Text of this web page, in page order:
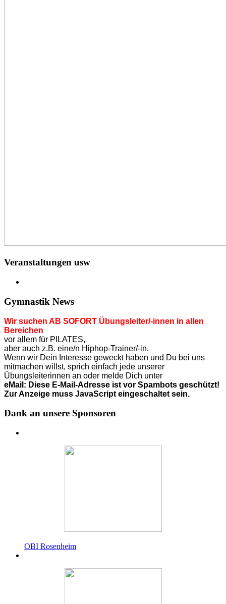
Veranstaltungen usw
Gymnastik News
Wir suchen AB SOFORT Übungsleiter/-innen in allen
Bereichen
vor allem für PILATES,
aber auch z.B. eine/n Hiphop-Trainer/-in.
Wenn wir Dein Interesse geweckt haben und Du bei uns
mitmachen willst, sprich einfach jede unserer
Übungsleiterinnen an oder melde Dich unter
eMail: Diese E-Mail-Adresse ist vor Spambots geschützt!
Zur Anzeige muss JavaScript eingeschaltet sein.
Dank an unsere Sponsoren
OBI Rosenheim